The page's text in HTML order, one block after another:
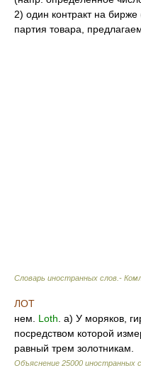
2) один контракт на бирже
партия товара,
Словарь иностранных слов.-
ЛОТ
нем. Loth . а) У моряков,
посредством которой
равный трем золотникам.
Объяснение 25000 иностранных